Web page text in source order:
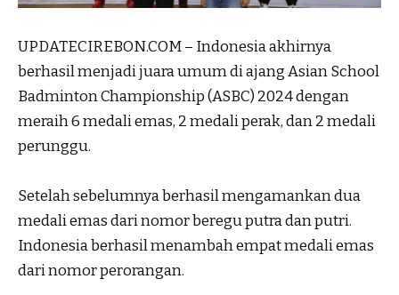
UPDATECIREBON.COM – Indonesia akhirnya
berhasil menjadi juara umum di ajang Asian School
Badminton Championship (ASBC) 2024 dengan
meraih 6 medali emas, 2 medali perak, dan 2 medali
perunggu.
Setelah sebelumnya berhasil mengamankan dua
medali emas dari nomor beregu putra dan putri.
Indonesia berhasil menambah empat medali emas
dari nomor perorangan.